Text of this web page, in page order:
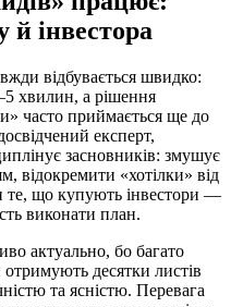
й інвестора
відбувається швидко:
хвилин, а рішення
часто приймається ще до
експерт,
засновників: змушує
відокремити «хотілки» від
те, що купують інвестори —
виконати план.
актуально, бо багато
отримують десятки листів
та ясністю. Перевага